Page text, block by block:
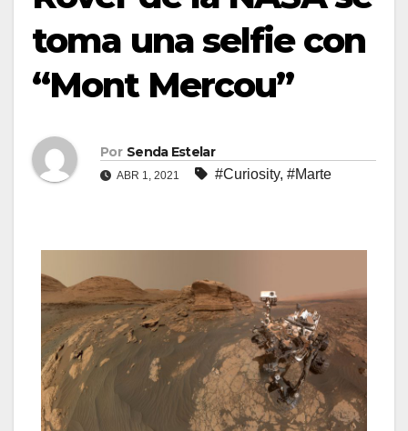
toma una selfie con
“Mont Mercou”
Por Senda Estelar
ABR 1, 2021 #Curiosity, #Marte